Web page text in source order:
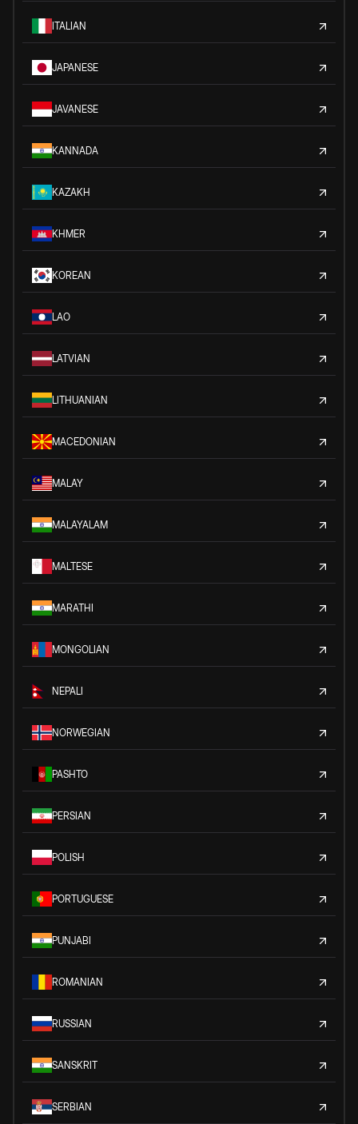
ITALIAN
JAPANESE
JAVANESE
KANNADA
KAZAKH
KHMER
KOREAN
LAO
LATVIAN
LITHUANIAN
MACEDONIAN
MALAY
MALAYALAM
MALTESE
MARATHI
MONGOLIAN
NEPALI
NORWEGIAN
PASHTO
PERSIAN
POLISH
PORTUGUESE
PUNJABI
ROMANIAN
RUSSIAN
SANSKRIT
SERBIAN